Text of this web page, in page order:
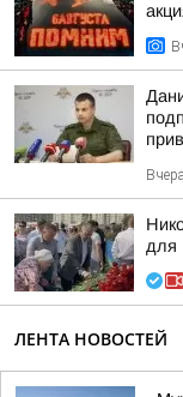
для
ЛЕНТА НОВОСТЕЙ